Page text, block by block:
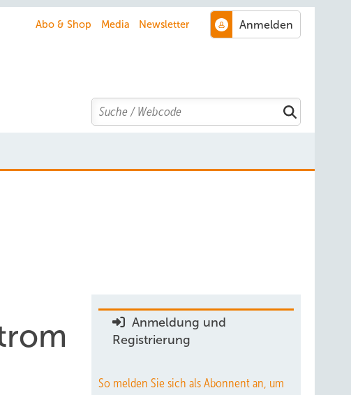
Abo & Shop Media Newsletter
Search
Anmeldung und
Registrierung
So melden Sie sich als Abonnent an, um